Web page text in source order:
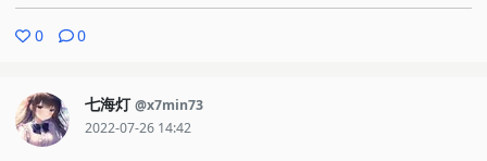
0 0
七海灯 @x7min73
2022-07-26 14:42